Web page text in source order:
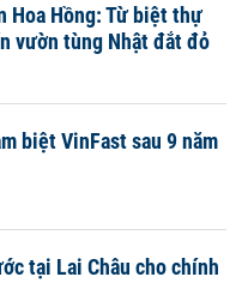
Hoa Hồng: Từ biệt thự
vườn tùng Nhật đắt đỏ
biệt VinFast sau 9 năm
tại Lai Châu cho chính